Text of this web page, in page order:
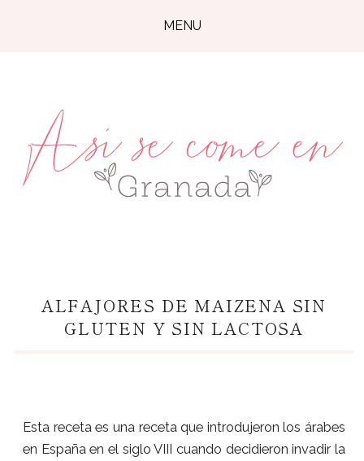
MENU
ALFAJORES DE MAIZENA SIN
GLUTEN Y SIN LACTOSA
Esta receta es una receta que introdujeron los árabes
en España en el siglo VIII cuando decidieron invadir la